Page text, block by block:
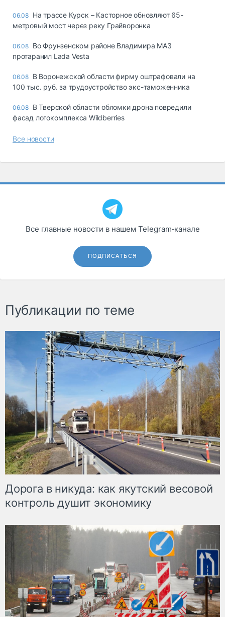
06.08 На трассе Курск – Касторное обновляют 65-
метровый мост через реку Грайворонка
06.08 Во Фрунзенском районе Владимира МАЗ
протаранил Lada Vesta
06.08 В Воронежской области фирму оштрафовали на
100 тыс. руб. за трудоустройство экс-таможенника
06.08 В Тверской области обломки дрона повредили
фасад логокомплекса Wildberries
Все новости
Все главные новости в нашем Telegram‑канале
ПОДПИСАТЬСЯ
Публикации по теме
Дорога в никуда: как якутский весовой
контроль душит экономику